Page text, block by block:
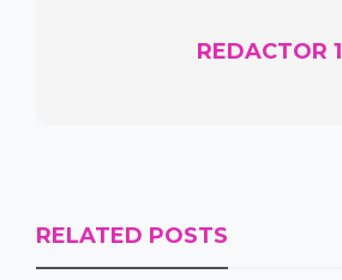
REDACTOR 1
RELATED POSTS